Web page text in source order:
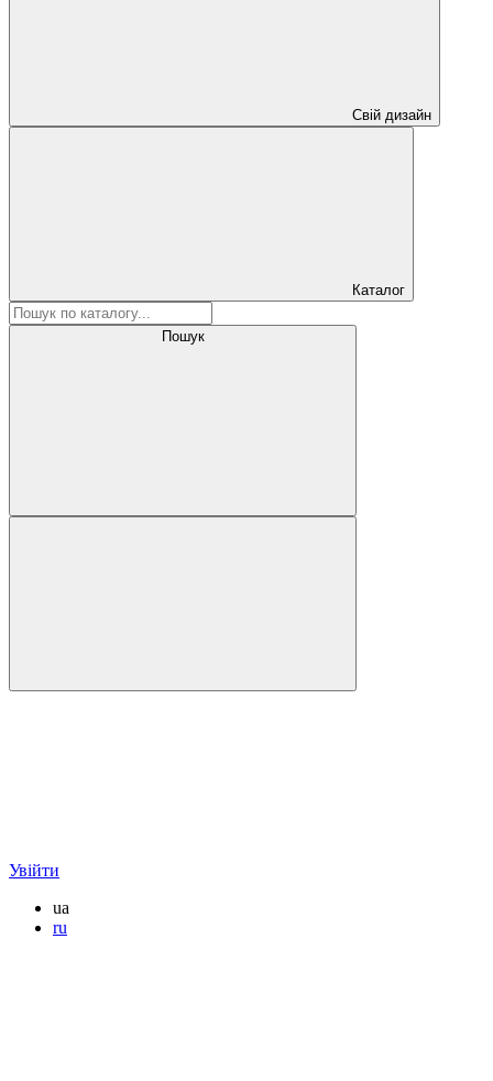
Свій дизайн
Каталог
Пошук
Увійти
ua
ru